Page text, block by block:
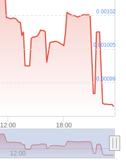
12:00 18:00
12:00
0.00099
0.001005
0.00102